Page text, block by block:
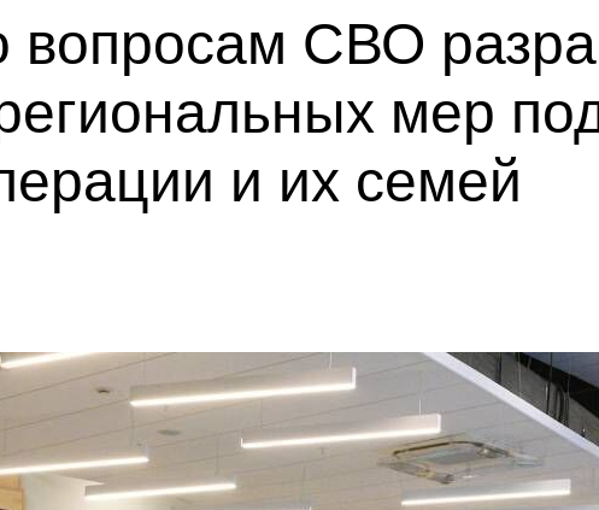
вопросам СВО
мер
и их семей